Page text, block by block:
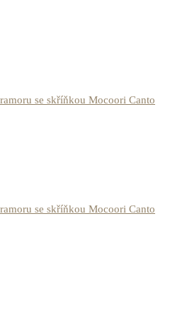
se skříňkou Mocoori Canto
se skříňkou Mocoori Canto